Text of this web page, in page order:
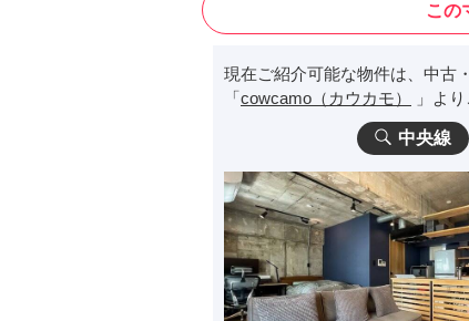
この
現在ご紹介可能な物件は、中古
「cowcamo（カウカモ） 」よ
中央線